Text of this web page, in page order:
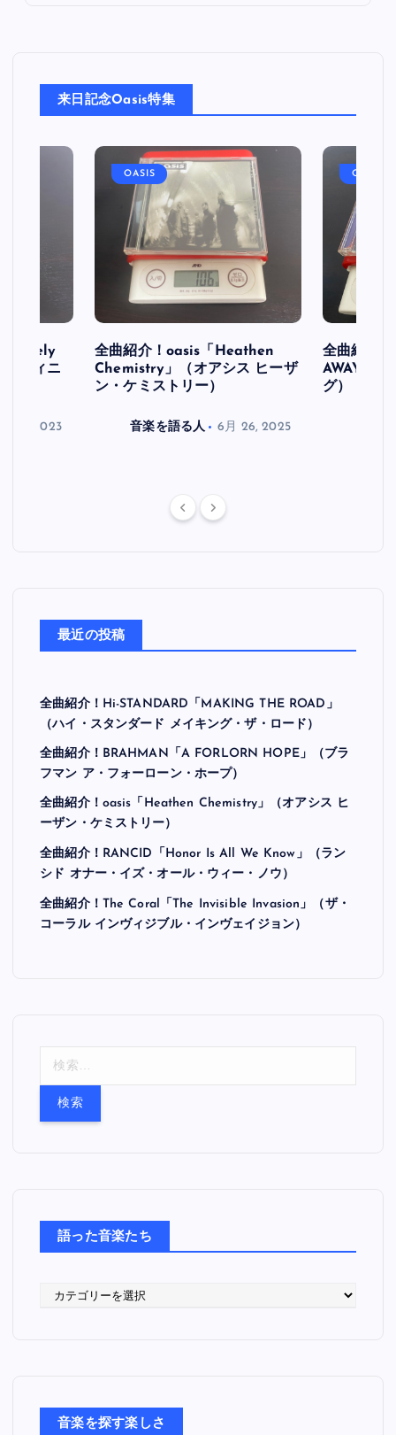
来日記念Oasis特集
フィニ
30, 2023
OASIS
全曲紹介！oasis「Heathen
Chemistry」（オアシス ヒーザ
ン・ケミストリー）
音楽を語る人 6月 26, 2025
OASIS
全曲紹介
AWAY」
グ）
最近の投稿
全曲紹介！Hi-STANDARD「MAKING THE ROAD」
（ハイ・スタンダード メイキング・ザ・ロード）
全曲紹介！BRAHMAN「A FORLORN HOPE」（ブラ
フマン ア・フォーローン・ホープ）
全曲紹介！oasis「Heathen Chemistry」（オアシス ヒ
ーザン・ケミストリー）
全曲紹介！RANCID「Honor Is All We Know」（ラン
シド オナー・イズ・オール・ウィー・ノウ）
全曲紹介！The Coral「The Invisible Invasion」（ザ・
コーラル インヴィジブル・インヴェイジョン）
語った音楽たち
音楽を探す楽しさ